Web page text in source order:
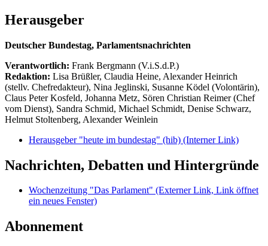
Herausgeber
Deutscher Bundestag, Parlamentsnachrichten
Verantwortlich: Frank Bergmann (V.i.S.d.P.)
Redaktion: Lisa Brüßler, Claudia Heine, Alexander Heinrich
(stellv. Chefredakteur), Nina Jeglinski, Susanne Ködel (Volontärin),
Claus Peter Kosfeld, Johanna Metz, Sören Christian Reimer (Chef
vom Dienst), Sandra Schmid, Michael Schmidt, Denise Schwarz,
Helmut Stoltenberg, Alexander Weinlein
Herausgeber "heute im bundestag" (hib) (Interner Link)
Nachrichten, Debatten und Hintergründe
Wochenzeitung "Das Parlament" (Externer Link, Link öffnet
ein neues Fenster)
Abonnement